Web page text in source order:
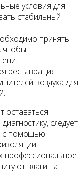
условия для
стабильный
принять
чтобы
реставрация
воздуха для
оставаться
следует
с помощью
профессиональное
от влаги на